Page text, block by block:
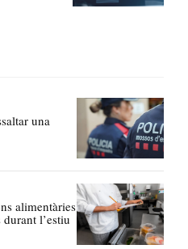
una
alimentàries
l’estiu